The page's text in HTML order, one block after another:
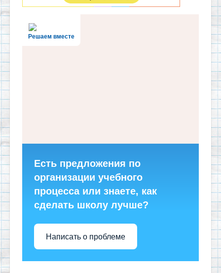
Решаем вместе
Есть предложения по
организации учебного
процесса или знаете, как
сделать школу лучше?
Написать о проблеме